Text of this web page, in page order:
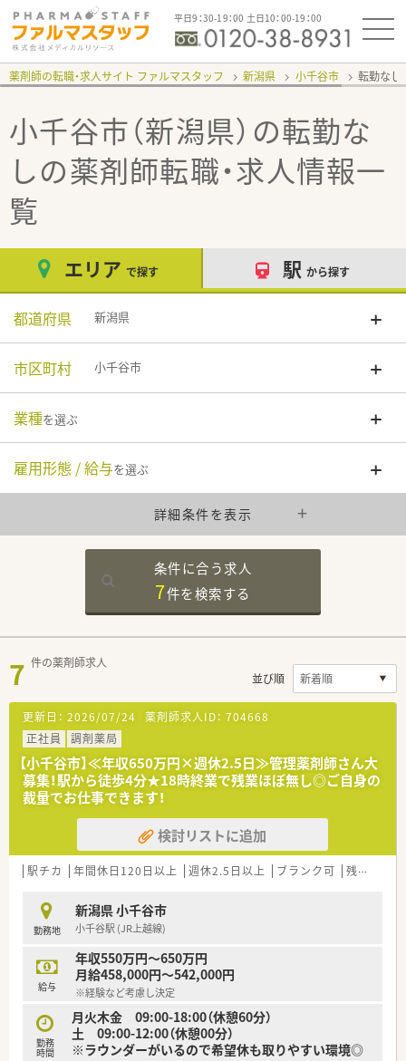
平日9：30-19：00 土日10：00-19：00
薬剤師の転職・求人サイト ファルマスタッフ 新潟県 小千谷市 転勤なし
小千谷市（新潟県）の転勤な
しの薬剤師転職・求人情報一
覧
エリア で探す 駅 から探す
都道府県 新潟県
市区町村 小千谷市
業種を選ぶ
雇用形態 / 給与を選ぶ
詳細条件を表示
条件に合う求人
7件を検索する
7 件の薬剤師求人
並び順
更新日： 2026/07/24 薬剤師求人ID： 704668
正社員
調剤薬局
【小千谷市】≪年収650万円×週休2.5日≫管理薬剤師さん大
募集！駅から徒歩4分★18時終業で残業ほぼ無し◎ご自身の
裁量でお仕事できます！
検討リストに追加
駅チカ 年間休日120日以上 週休2.5日以上 ブランク可 残業なし(ほぼなし含む)
勤務地
新潟県 小千谷市
小千谷駅 (JR上越線)
給与
年収550万円～650万円
月給458,000円～542,000円
※経験など考慮し決定
勤務
時間
月火木金 09:00-18:00（休憩60分）
土 09:00-12:00（休憩00分）
※ラウンダーがいるので希望休も取りやすい環境◎